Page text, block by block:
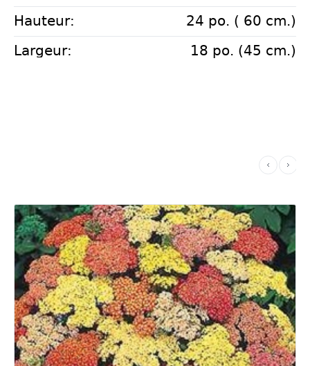
Hauteur:
24 po. ( 60 cm.)
Largeur:
18 po. (45 cm.)